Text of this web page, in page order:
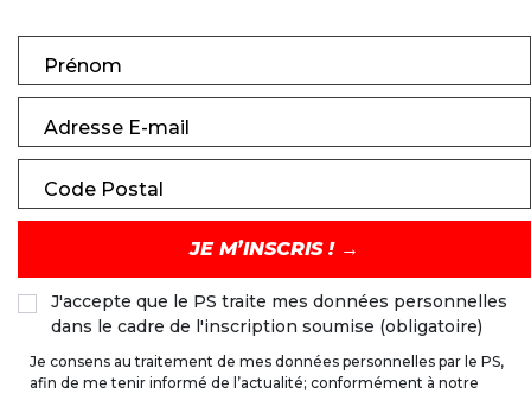
Prénom
Adresse E-mail
Code Postal
J'accepte que le PS traite mes données personnelles
dans le cadre de l'inscription soumise (obligatoire)
Je consens au traitement de mes données personnelles par le PS,
afin de me tenir informé de l’actualité; conformément à notre